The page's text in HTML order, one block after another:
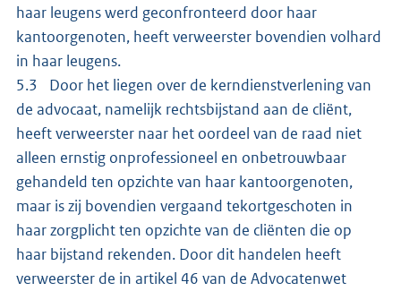
haar leugens werd geconfronteerd door haar
kantoorgenoten, heeft verweerster bovendien volhard
in haar leugens.
5.3 Door het liegen over de kerndienstverlening van
de advocaat, namelijk rechtsbijstand aan de cliënt,
heeft verweerster naar het oordeel van de raad niet
alleen ernstig onprofessioneel en onbetrouwbaar
gehandeld ten opzichte van haar kantoorgenoten,
maar is zij bovendien vergaand tekortgeschoten in
haar zorgplicht ten opzichte van de cliënten die op
haar bijstand rekenden. Door dit handelen heeft
verweerster de in artikel 46 van de Advocatenwet